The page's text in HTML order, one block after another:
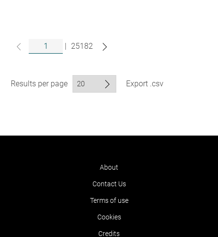
| 25182
Results per page Export .csv
About
Contact Us
Terms of use
Cookies
Credits